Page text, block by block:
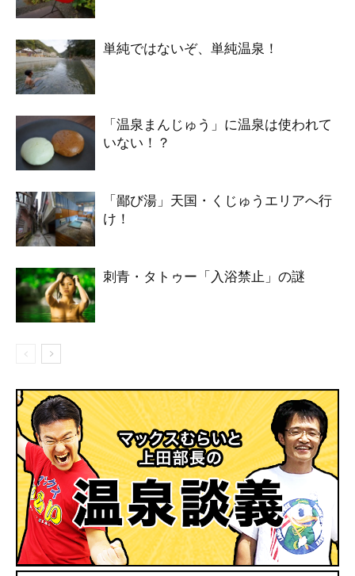
単純ではないぞ、単純温泉！
「温泉まんじゅう」に温泉は使われて
いない！？
「鄙び湯」天国・くじゅうエリアへ行
け！
刺青・タトゥー「入浴禁止」の謎